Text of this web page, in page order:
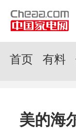
首页 有料
美的海